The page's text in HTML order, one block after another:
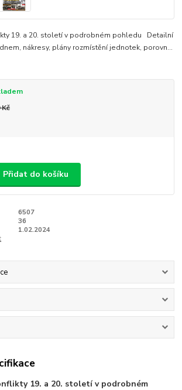
19. a 20. století v podrobném pohledu Detailní
nákresy, plány rozmístění jednotek, porovn...
Kč
Přidat do košíku
6507
36
1.02.2024
19. a 20. století v podrobném